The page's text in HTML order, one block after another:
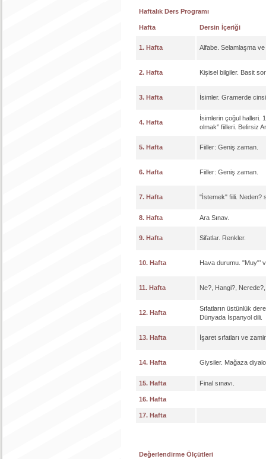
Haftalık Ders Programı
Hafta Dersin İçeriği
1. Hafta Alfabe. Selamlaşma ve
2. Hafta Kişisel bilgiler. Basit
3. Hafta İsimler. Gramerde
4. Hafta
İsimlerin çoğul halleri.
olmak'’ fiilleri. Belirsiz
5. Hafta Fiiller: Geniş zaman.
6. Hafta Fiiller: Geniş zaman.
7. Hafta "İstemek" fiili. Neden?
8. Hafta Ara Sınav.
9. Hafta Sifatlar. Renkler.
10. Hafta Hava durumu. "Muy"’
11. Hafta Ne?, Hangi?,
12. Hafta
Sıfatların üstünlük
Dünyada İspanyol dili.
13. Hafta İşaret sıfatları ve
14. Hafta Giysiler. Mağaza
15. Hafta Final sınavı.
16. Hafta
17. Hafta
Değerlendirme Ölçütleri